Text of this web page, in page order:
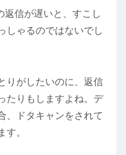
返信が遅いと、すこし
しゃるのではないでし
りがしたいのに、返信
たりもしますよね。デ
、ドタキャンをされて
す。